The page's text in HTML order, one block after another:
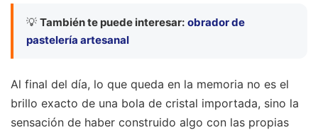
💡 También te puede interesar: obrador de
pastelería artesanal
Al final del día, lo que queda en la memoria no es el
brillo exacto de una bola de cristal importada, sino la
sensación de haber construido algo con las propias